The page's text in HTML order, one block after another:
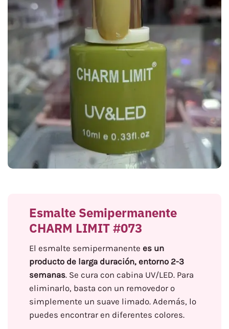
Esmalte Semipermanente
CHARM LIMIT #073
El esmalte semipermanente es un
producto de larga duración, entorno 2-3
semanas. Se cura con cabina UV/LED. Para
eliminarlo, basta con un removedor o
simplemente un suave limado. Además, lo
puedes encontrar en diferentes colores.